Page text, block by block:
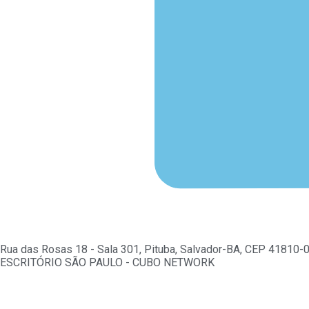
Rua das Rosas 18 - Sala 301, Pituba, Salvador-BA, CEP 41810-
ESCRITÓRIO SÃO PAULO - CUBO NETWORK